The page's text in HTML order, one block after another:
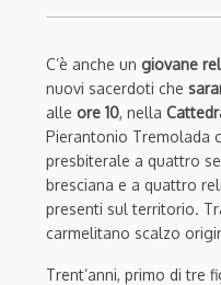
C’è anche un giovane
nuovi sacerdoti che
alle ore 10, nella
Pierantonio Tremolada
presbiterale a quattro
bresciana e a quattro
presenti sul territorio.
carmelitano scalzo
Trent’anni, primo di tre